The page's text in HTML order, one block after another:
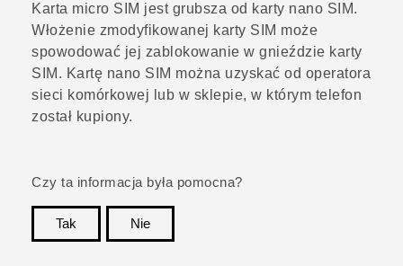
Karta micro SIM jest grubsza od karty nano SIM.
Włożenie zmodyfikowanej karty SIM może
spowodować jej zablokowanie w gnieździe karty
SIM. Kartę nano SIM można uzyskać od operatora
sieci komórkowej lub w sklepie, w którym telefon
został kupiony.
Czy ta informacja była pomocna?
Tak
Nie